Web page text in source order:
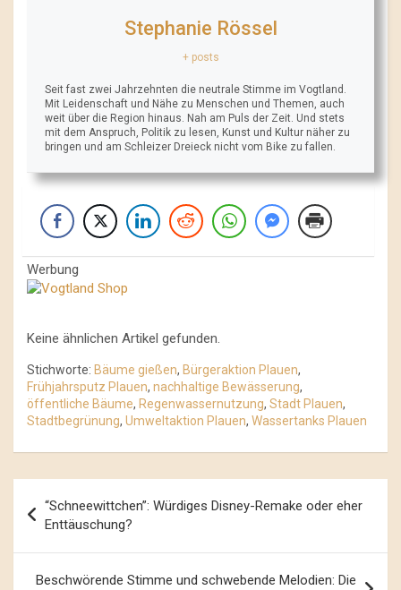
Stephanie Rössel
+ posts
Seit fast zwei Jahrzehnten die neutrale Stimme im Vogtland.
Mit Leidenschaft und Nähe zu Menschen und Themen, auch
weit über die Region hinaus. Nah am Puls der Zeit. Und stets
mit dem Anspruch, Politik zu lesen, Kunst und Kultur näher zu
bringen und am Schleizer Dreieck nicht vom Bike zu fallen.
Werbung
Keine ähnlichen Artikel gefunden.
Stichworte: Bäume gießen, Bürgeraktion Plauen,
Frühjahrsputz Plauen, nachhaltige Bewässerung,
öffentliche Bäume, Regenwassernutzung, Stadt Plauen,
Stadtbegrünung, Umweltaktion Plauen, Wassertanks Plauen
Navigation
“Schneewittchen”: Würdiges Disney-Remake oder eher
Enttäuschung?
Beschwörende Stimme und schwebende Melodien: Die